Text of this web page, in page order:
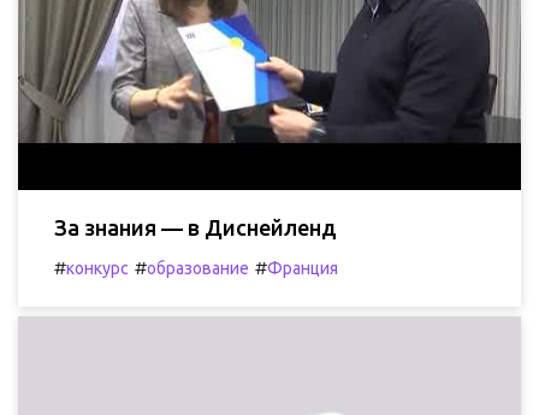
За знания — в Диснейленд
#конкурс #образование #Франция